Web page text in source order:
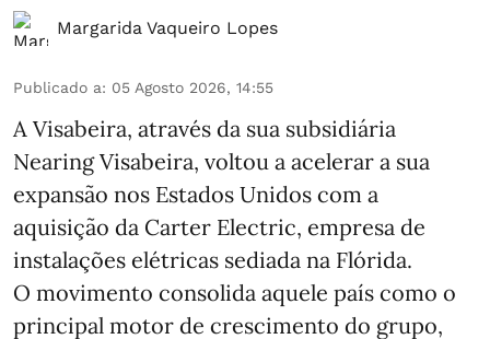
Margarida Vaqueiro Lopes
Publicado a: 05 Agosto 2026, 14:55
A Visabeira, através da sua subsidiária
Nearing Visabeira, voltou a acelerar a sua
expansão nos Estados Unidos com a
aquisição da Carter Electric, empresa de
instalações elétricas sediada na Flórida.
O movimento consolida aquele país como o
principal motor de crescimento do grupo,